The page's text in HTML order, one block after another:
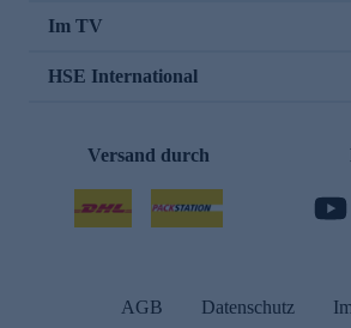
Im TV
HSE International
Versand durch
AGB Datenschutz